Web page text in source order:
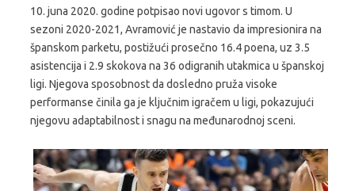
10. juna 2020. godine potpisao novi ugovor s timom. U
sezoni 2020-2021, Avramović je nastavio da impresionira na
španskom parketu, postižući prosečno 16.4 poena, uz 3.5
asistencija i 2.9 skokova na 36 odigranih utakmica u španskoj
ligi. Njegova sposobnost da dosledno pruža visoke
performanse činila ga je ključnim igračem u ligi, pokazujući
njegovu adaptabilnost i snagu na međunarodnoj sceni.